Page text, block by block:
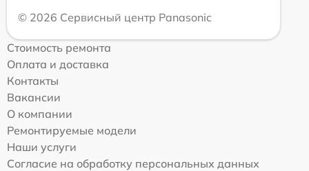
© 2026 Сервисный центр Panasonic
Стоимость ремонта
Оплата и доставка
Контакты
Вакансии
О компании
Ремонтируемые модели
Наши услуги
Согласие на обработку персональных данных